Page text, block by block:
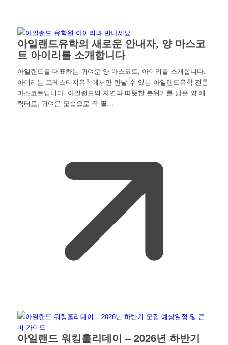
아일랜드유학의 새로운 안내자, 양 마스코
트 아이리를 소개합니다
아일랜드를 대표하는 귀여운 양 마스코트, 아이리를 소개합니다.
아이리는 프레스티지유학에서만 만날 수 있는 아일랜드유학 전문
마스코트입니다. 아일랜드의 자연과 따뜻한 분위기를 닮은 양 캐
릭터로, 귀여운 모습으로 꼭 필…
아일랜드 워킹홀리데이 – 2026년 하반기